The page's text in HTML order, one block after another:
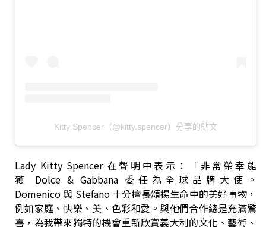
Kitty Spencer（@kitty.spencer）分享的貼文
Lady Kitty Spencer 在聲明中表示：「非常榮幸能
獲 Dolce & Gabbana 委任為全球品牌大使。
Domenico 與 Stefano 十分擅長頌揚生命中的美好事物，
例如家庭、快樂、美、色彩和愛。與他們合作總是充滿驚
喜，為我帶來獨特的機會重新欣賞義大利的文化、藝術、